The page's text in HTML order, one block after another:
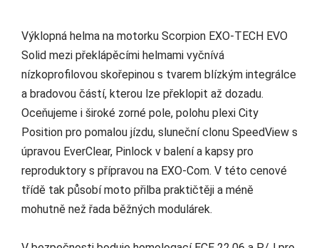
Výklopná helma na motorku Scorpion EXO-TECH EVO
Solid mezi překlápěcími helmami vyčnívá
nízkoprofilovou skořepinou s tvarem blízkým integrálce
a bradovou částí, kterou lze překlopit až dozadu.
Oceňujeme i široké zorné pole, polohu plexi City
Position pro pomalou jízdu, sluneční clonu SpeedView s
úpravou EverClear, Pinlock v balení a kapsy pro
reproduktory s přípravou na EXO-Com. V této cenové
třídě tak působí moto přilba praktičtěji a méně
mohutně než řada běžných modulárek.